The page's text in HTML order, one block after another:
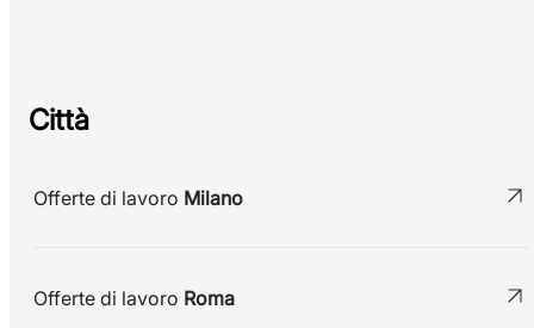
Città
Offerte di lavoro Milano
Offerte di lavoro Roma